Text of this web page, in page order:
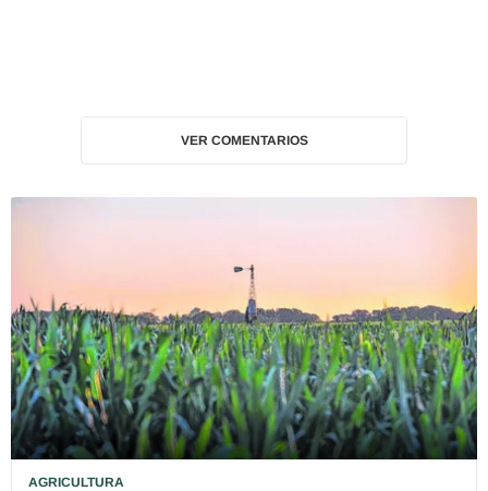
VER COMENTARIOS
AGRICULTURA